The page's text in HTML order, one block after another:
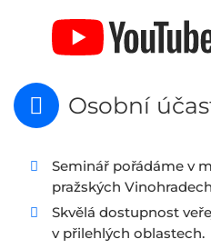
Osobní
Seminář pořádáme v
pražských
Skvělá dostupnost
v přilehlých oblastech.